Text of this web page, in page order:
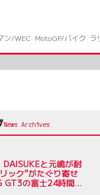
ン/WEC MotoGP/バイク ラ
DAISUKEと元嶋が耐
ック”がたぐり寄せ
GT3の富士24時間連